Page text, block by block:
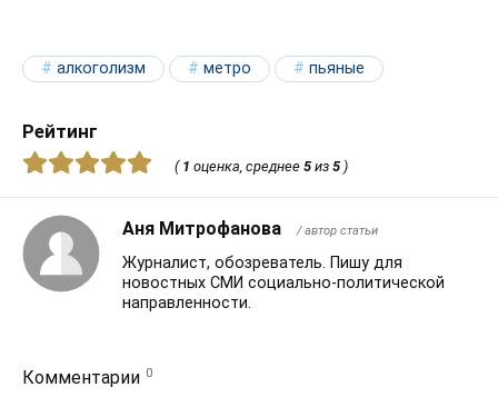
алкоголизм метро пьяные
Рейтинг
( 1 оценка, среднее 5из 5)
Аня Митрофанова / автор статьи
Журналист, обозреватель. Пишу для
новостных СМИ социально-политической
направленности.
Комментарии 0